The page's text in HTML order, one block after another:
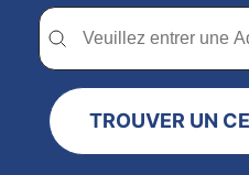
Trouver un centre
Trouver un centre dentaire
TROUVER UN